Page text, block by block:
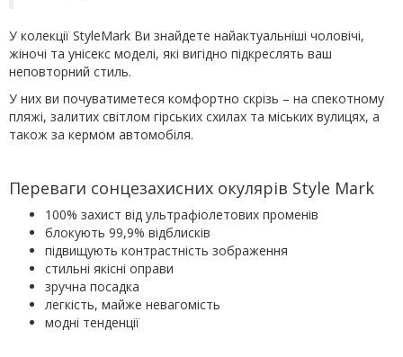
У колекції StyleMark Ви знайдете найактуальніші чоловічі,
жіночі та унісекс моделі, які вигідно підкреслять ваш
неповторний стиль.
У них ви почуватиметеся комфортно скрізь – на спекотному
пляжі, залитих світлом гірських схилах та міських вулицях, а
також за кермом автомобіля.
Переваги сонцезахисних окулярів Style Mark
100% захист від ультрафіолетових променів
блокують 99,9% відблисків
підвищують контрастність зображення
стильні якісні оправи
зручна посадка
легкість, майже невагомість
модні тенденції